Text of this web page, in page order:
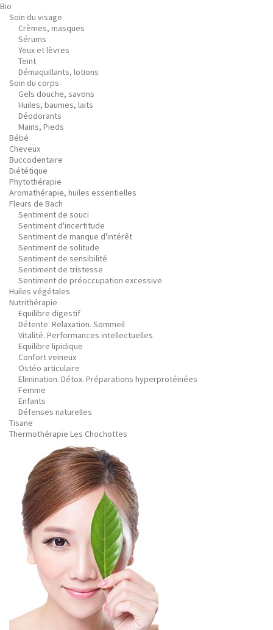
Bio
Soin du visage
Crèmes, masques
Sérums
Yeux et lèvres
Teint
Démaquillants, lotions
Soin du corps
Gels douche, savons
Huiles, baumes, laits
Déodorants
Mains, Pieds
Bébé
Cheveux
Buccodentaire
Diététique
Phytothérapie
Aromathérapie, huiles essentielles
Fleurs de Bach
Sentiment de souci
Sentiment d'incertitude
Sentiment de manque d'intérêt
Sentiment de solitude
Sentiment de sensibilité
Sentiment de tristesse
Sentiment de préoccupation excessive
Huiles végétales
Nutrithérapie
Equilibre digestif
Détente. Relaxation. Sommeil
Vitalité. Performances intellectuelles
Equilibre lipidique
Confort veineux
Ostéo articulaire
Elimination. Détox. Préparations hyperprotéinées
Femme
Enfants
Défenses naturelles
Tisane
Thermothérapie Les Chochottes